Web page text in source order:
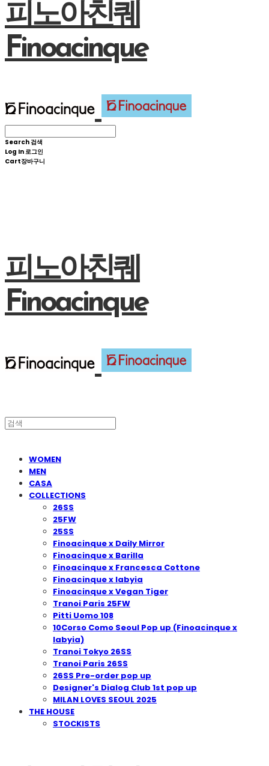
피노아친퀘
Finoacinque
Search검색
Log In로그인
Cart장바구니
피노아친퀘
Finoacinque
WOMEN
MEN
CASA
COLLECTIONS
26SS
25FW
25SS
Finoacinque x Daily Mirror
Finoacinque x Barilla
Finoacinque x Francesca Cottone
Finoacinque x Iabyia
Finoacinque x Vegan Tiger
Tranoi Paris 25FW
Pitti Uomo 108
10Corso Como Seoul Pop up (Finoacinque x
Iabyia)
Tranoi Tokyo 26SS
Tranoi Paris 26SS
26SS Pre-order pop up
Designer's Dialog Club 1st pop up
MILAN LOVES SEOUL 2025
THE HOUSE
STOCKISTS